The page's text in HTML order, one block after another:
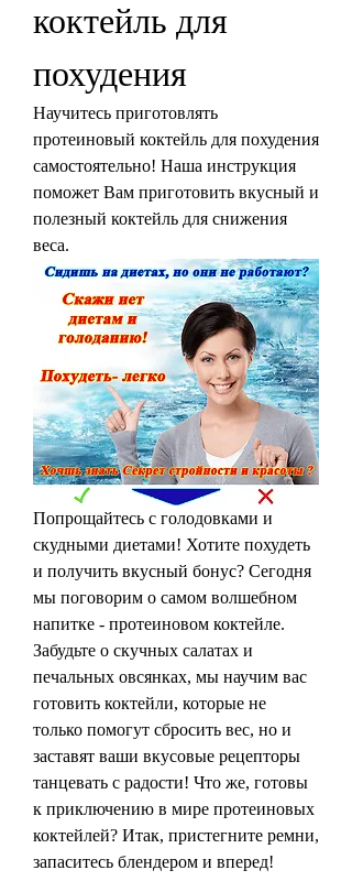
коктейль для
похудения
Научитесь приготовлять
протеиновый коктейль для похудения
самостоятельно! Наша инструкция
поможет Вам приготовить вкусный и
полезный коктейль для снижения
веса.
Попрощайтесь с голодовками и
скудными диетами! Хотите похудеть
и получить вкусный бонус? Сегодня
мы поговорим о самом волшебном
напитке - протеиновом коктейле.
Забудьте о скучных салатах и
печальных овсянках, мы научим вас
готовить коктейли, которые не
только помогут сбросить вес, но и
заставят ваши вкусовые рецепторы
танцевать с радости! Что же, готовы
к приключению в мире протеиновых
коктейлей? Итак, пристегните ремни,
запаситесь блендером и вперед!